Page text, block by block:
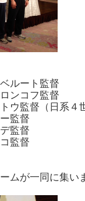
ルート監督
ンコフ監督
ウ監督（日系４
監督
監督
監督
ムが一同に集い